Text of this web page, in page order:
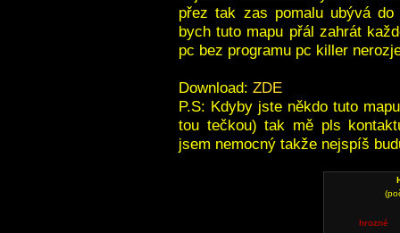
přez tak zas pomalu ubývá
bych tuto mapu přál zahrát
pc bez programu pc killer
Download: ZDE
P.S: Kdyby jste někdo tuto
tou tečkou) tak mě pls
jsem nemocný takže nejspíš
hrozné